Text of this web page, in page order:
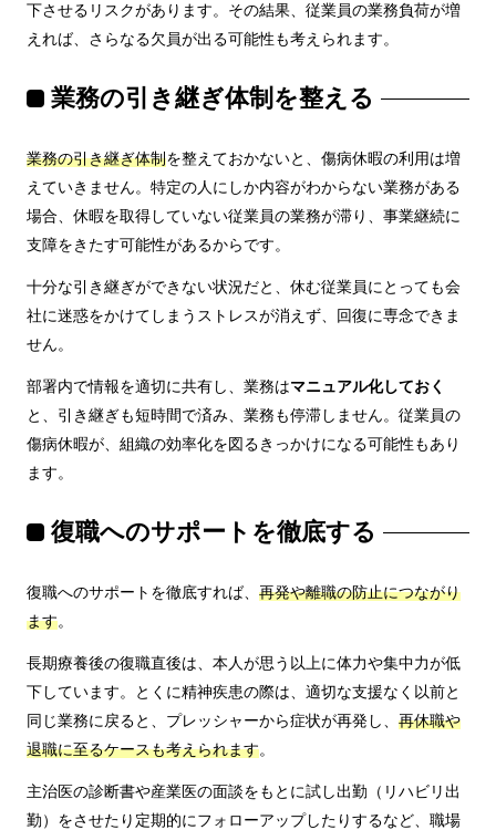
下させるリスクがあります。その結果、従業員の業務負荷が増
えれば、さらなる欠員が出る可能性も考えられます。
業務の引き継ぎ体制を整える
業務の引き継ぎ体制を整えておかないと、傷病休暇の利用は増
えていきません。特定の人にしか内容がわからない業務がある
場合、休暇を取得していない従業員の業務が滞り、事業継続に
支障をきたす可能性があるからです。
十分な引き継ぎができない状況だと、休む従業員にとっても会
社に迷惑をかけてしまうストレスが消えず、回復に専念できま
せん。
部署内で情報を適切に共有し、業務はマニュアル化しておく
と、引き継ぎも短時間で済み、業務も停滞しません。従業員の
傷病休暇が、組織の効率化を図るきっかけになる可能性もあり
ます。
復職へのサポートを徹底する
復職へのサポートを徹底すれば、 再発や離職の防止につながり
ます。
長期療養後の復職直後は、本人が思う以上に体力や集中力が低
下しています。とくに精神疾患の際は、適切な支援なく以前と
同じ業務に戻ると、プレッシャーから症状が再発し、 再休職や
退職に至るケースも考えられます。
主治医の診断書や産業医の面談をもとに試し出勤（リハビリ出
勤）をさせたり定期的にフォローアップしたりするなど、職場